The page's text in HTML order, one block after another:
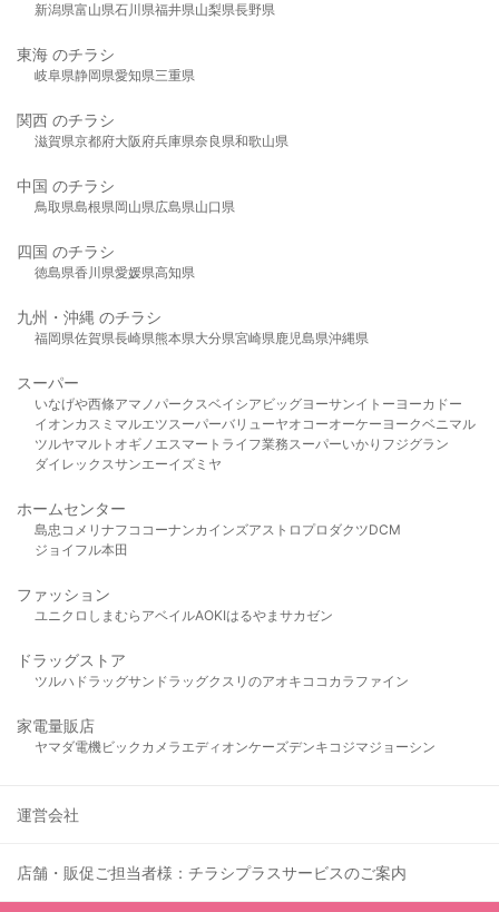
新潟県富山県石川県福井県山梨県長野県
東海 のチラシ
岐阜県静岡県愛知県三重県
関西 のチラシ
滋賀県京都府大阪府兵庫県奈良県和歌山県
中国 のチラシ
鳥取県島根県岡山県広島県山口県
四国 のチラシ
徳島県香川県愛媛県高知県
九州・沖縄 のチラシ
福岡県佐賀県長崎県熊本県大分県宮崎県鹿児島県沖縄県
スーパー
いなげや西條アマノパークスベイシア ビッグヨーサンイトーヨーカドー
イオンカスミ マルエツスーパーバリューヤオコーオーケー ヨークベニマル
ツルヤマルト オギノ エスマート ライフ業務スーパーいかり フジグラン
ダイレックスサンエーイズミヤ
ホームセンター
島忠 コメリ ナフコ コーナンカインズアストロプロダクツDCM
ジョイフル本田
ファッション
ユニクロ しまむら アベイルAOKIはるやま サカゼン
ドラッグストア
ツルハドラッグサンドラッグクスリのアオキ ココカラファイン
家電量販店
ヤマダ電機ビックカメラ エディオンケーズデンキ コジマジョーシン
運営会社
店舗・販促ご担当者様：チラシプラスサービスのご案内